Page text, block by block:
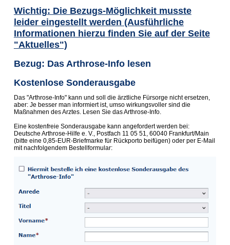
Wichtig: Die Bezugs-Möglichkeit musste
leider eingestellt werden (Ausführliche
Informationen hierzu finden Sie auf der Seite
"Aktuelles")
Bezug: Das Arthrose-Info lesen
Kostenlose Sonderausgabe
Das "Arthrose-Info" kann und soll die ärztliche Fürsorge nicht ersetzen,
aber: Je besser man informiert ist, umso wirkungsvoller sind die
Maßnahmen des Arztes. Lesen Sie das Arthrose-Info.
Eine kostenfreie Sonderausgabe kann angefordert werden bei:
Deutsche Arthrose-Hilfe e. V., Postfach 11 05 51, 60040 Frankfurt/Main
(bitte eine 0,85-EUR-Briefmarke für Rückporto beifügen) oder per E-Mail
mit nachfolgendem Bestellformular: